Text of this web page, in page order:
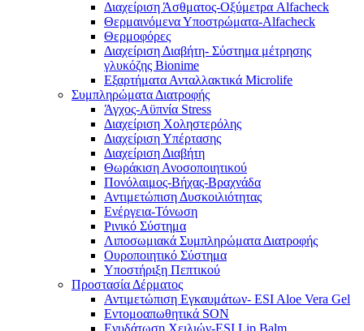
Διαχείριση Άσθματος-Οξύμετρα Alfacheck
Θερμαινόμενα Υποστρώματα-Alfacheck
Θερμοφόρες
Διαχείριση Διαβήτη- Σύστημα μέτρησης
γλυκόζης Bionime
Εξαρτήματα Ανταλλακτικά Microlife
Συμπληρώματα Διατροφής
Άγχος-Αϋπνία Stress
Διαχείριση Χοληστερόλης
Διαχείριση Υπέρτασης
Διαχείριση Διαβήτη
Θωράκιση Ανοσοποιητικού
Πονόλαιμος-Βήχας-Βραχνάδα
Αντιμετώπιση Δυσκοιλιότητας
Eνέργεια-Τόνωση
Ρινικό Σύστημα
Λιποσωμιακά Συμπληρώματα Διατροφής
Ουροποιητικό Σύστημα
Υποστήριξη Πεπτικού
Προστασία Δέρματος
Αντιμετώπιση Εγκαυμάτων- ESI Aloe Vera Gel
Εντομοαπωθητικά SON